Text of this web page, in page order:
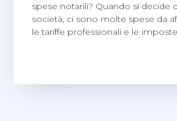
spese notarili? Quando si decide
società, ci sono molte spese da
le tariffe professionali e le imposte